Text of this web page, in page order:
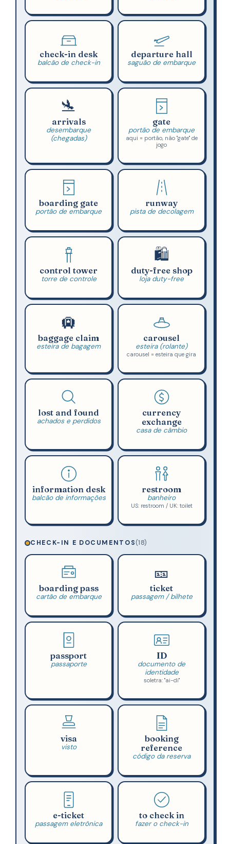
check-in desk
balcão de check-in
departure hall
saguão de embarque
🛬
arrivals
desembarque
(chegadas)
gate
portão de embarque
aqui = portão, não "gate" de
jogo
boarding gate
portão de embarque
runway
pista de decolagem
control tower
torre de controle
🛍️
duty-free shop
loja duty-free
🛄
baggage claim
esteira de bagagem
carousel
esteira (rolante)
carousel = esteira que gira
lost and found
achados e perdidos
currency
exchange
casa de câmbio
information desk
balcão de informações
restroom
banheiro
US: restroom / UK: toilet
CHECK-IN E DOCUMENTOS(18)
boarding pass
cartão de embarque
🎫
ticket
passagem / bilhete
passport
passaporte
ID
documento de
identidade
soletra: "ai-di"
visa
visto
booking
reference
código da reserva
e-ticket
passagem eletrônica
to check in
fazer o check-in